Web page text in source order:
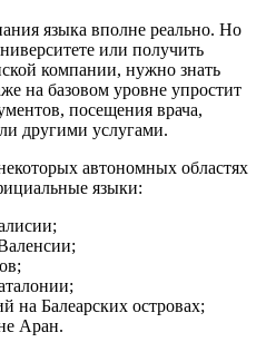
языка вполне реально. Но
или получить
компании, нужно знать
на базовом уровне упростит
посещения врача,
другими услугами.
автономных областях
языки:
на Балеарских островах;
Аран.